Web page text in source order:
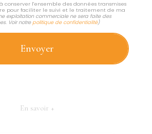
conserver l'ensemble des données transmises
pour faciliter le suivi et le traitement de ma
exploitation commerciale ne sera faite des
Voir notrepolitique de confidentialité)
En savoir +